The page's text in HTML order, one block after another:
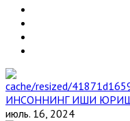
ИНСОННИНГ ИШИ
июль. 16, 2024